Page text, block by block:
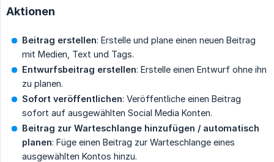
Aktionen
Beitrag erstellen: Erstelle und plane einen neuen Beitrag
mit Medien, Text und Tags.
Entwurfsbeitrag erstellen: Erstelle einen Entwurf ohne ihn
zu planen.
Sofort veröffentlichen: Veröffentliche einen Beitrag
sofort auf ausgewählten Social Media Konten.
Beitrag zur Warteschlange hinzufügen / automatisch
planen: Füge einen Beitrag zur Warteschlange eines
ausgewählten Kontos hinzu.